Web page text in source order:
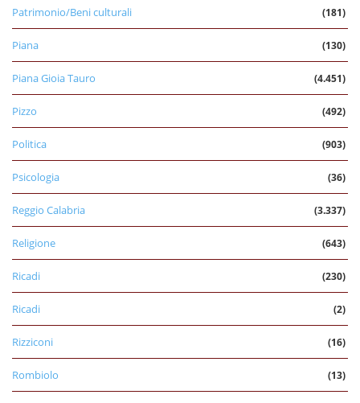
Patrimonio/Beni culturali (181)
Piana (130)
Piana Gioia Tauro (4.451)
Pizzo (492)
Politica (903)
Psicologia (36)
Reggio Calabria (3.337)
Religione (643)
Ricadi (230)
Ricadi (2)
Rizziconi (16)
Rombiolo (13)